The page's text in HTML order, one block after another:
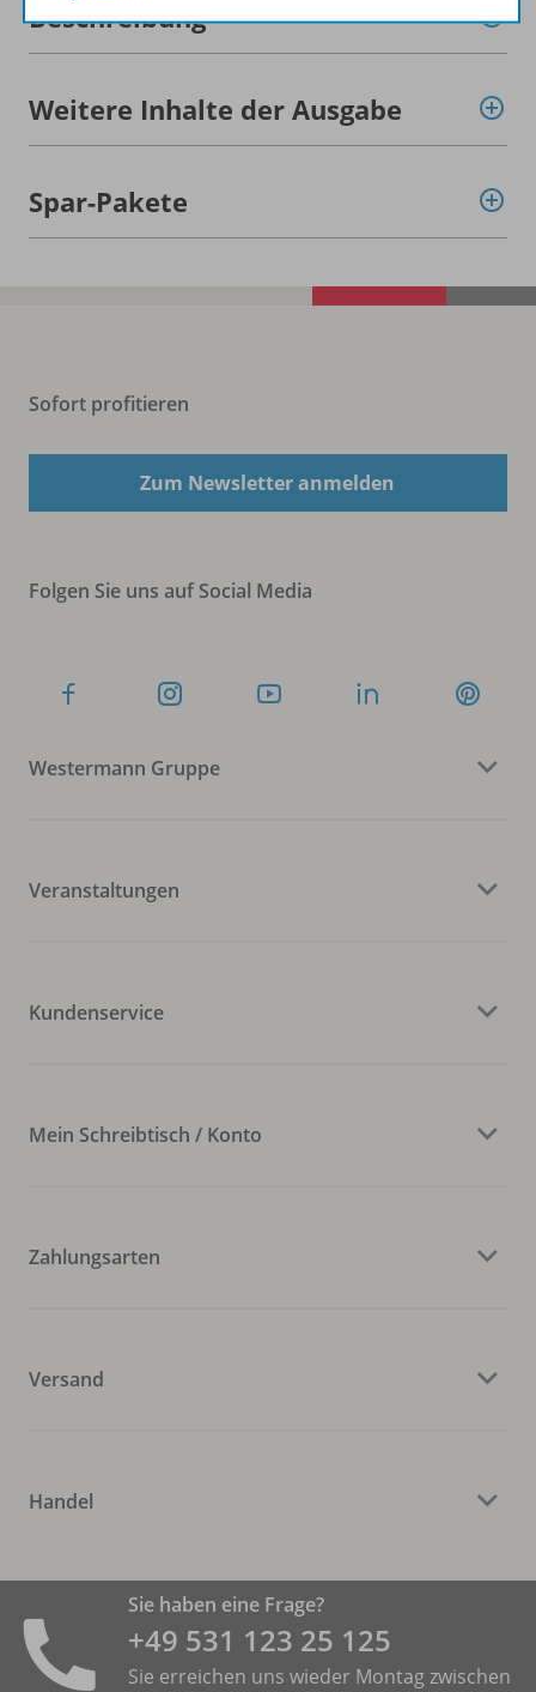
Beschreibung
Weitere Inhalte der Ausgabe
Spar-Pakete
Sofort profitieren
Zum Newsletter anmelden
Folgen Sie uns auf Social Media
Westermann Gruppe
Veranstaltungen
Kundenservice
Mein Schreibtisch / Konto
Zahlungsarten
Versand
Handel
Sie haben eine Frage?
+49 531 ­123 25 125
Sie erreichen uns wieder Montag zwischen